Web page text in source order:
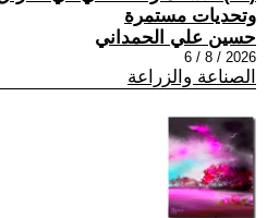
وتحديات مستمرة
حسين علي الحمداني
2026 / 8 / 6
الصناعة والزراعة